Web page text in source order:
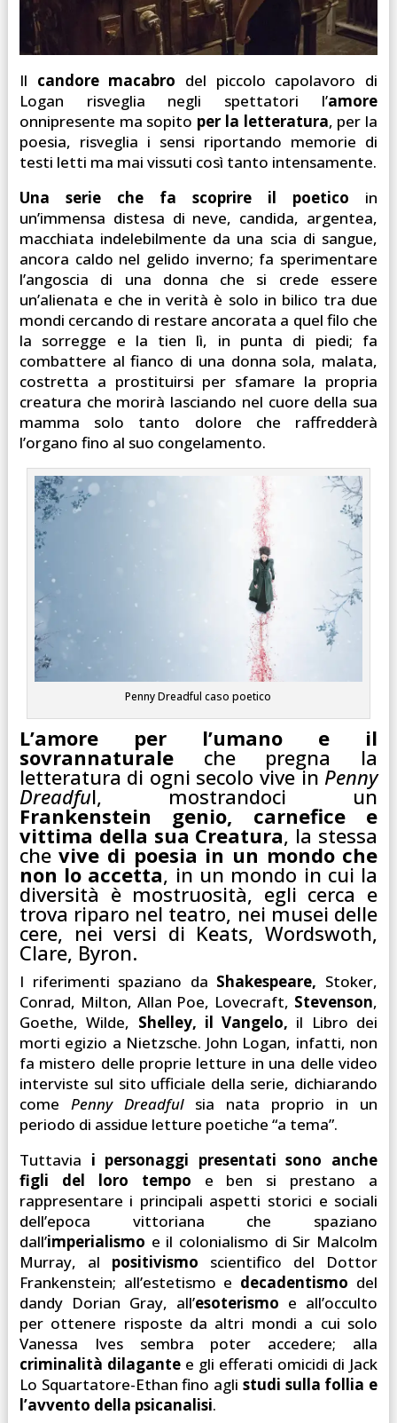
Il candore macabro del piccolo capolavoro di
Logan risveglia negli spettatori l’amore
onnipresente ma sopito per la letteratura, per la
poesia, risveglia i sensi riportando memorie di
testi letti ma mai vissuti così tanto intensamente.
Una serie che fa scoprire il poetico in
un’immensa distesa di neve, candida, argentea,
macchiata indelebilmente da una scia di sangue,
ancora caldo nel gelido inverno; fa sperimentare
l’angoscia di una donna che si crede essere
un’alienata e che in verità è solo in bilico tra due
mondi cercando di restare ancorata a quel filo che
la sorregge e la tien lì, in punta di piedi; fa
combattere al fianco di una donna sola, malata,
costretta a prostituirsi per sfamare la propria
creatura che morirà lasciando nel cuore della sua
mamma solo tanto dolore che raffredderà
l’organo fino al suo congelamento.
Penny Dreadful caso poetico
L’amore per l’umano e il
sovrannaturaleche pregna la
letteratura di ogni secolo vive in Penny
Dreadful, mostrandoci un
Frankenstein genio, carnefice e
vittima della sua Creatura, la stessa
chevive di poesia in un mondo che
non lo accetta, in un mondo in cui la
diversità è mostruosità, egli cerca e
trova riparo nel teatro, nei musei delle
cere, nei versi di Keats, Wordswoth,
Clare, Byron.
I riferimenti spaziano da Shakespeare, Stoker,
Conrad, Milton, Allan Poe, Lovecraft, Stevenson,
Goethe, Wilde, Shelley, il Vangelo, il Libro dei
morti egizio a Nietzsche. John Logan, infatti, non
fa mistero delle proprie letture in una delle video
interviste sul sito ufficiale della serie, dichiarando
come Penny Dreadfulsia nata proprio in un
periodo di assidue letture poetiche “a tema”.
Tuttavia i personaggi presentati sono anche
figli del loro tempo e ben si prestano a
rappresentare i principali aspetti storici e sociali
dell’epoca vittoriana che spaziano
dall’imperialismo e il colonialismo di Sir Malcolm
Murray, al positivismo scientifico del Dottor
Frankenstein; all’estetismo e decadentismo del
dandy Dorian Gray, all’esoterismo e all’occulto
per ottenere risposte da altri mondi a cui solo
Vanessa Ives sembra poter accedere; alla
criminalità dilagante e gli efferati omicidi di Jack
Lo Squartatore-Ethan fino agli studi sulla follia e
l’avvento della psicanalisi.